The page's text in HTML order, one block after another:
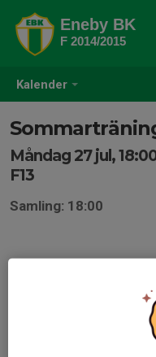
Kalender
Eneby BK
F 2014/2015
Måndag 27 jul,
F13
Samling: 18:00